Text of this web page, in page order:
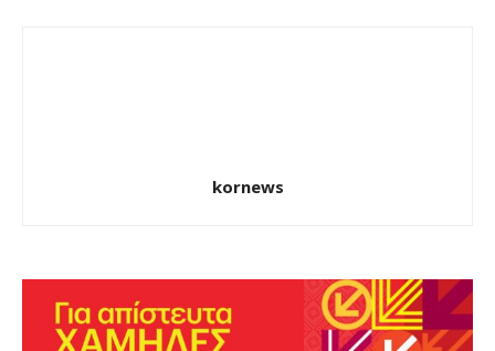
kornews